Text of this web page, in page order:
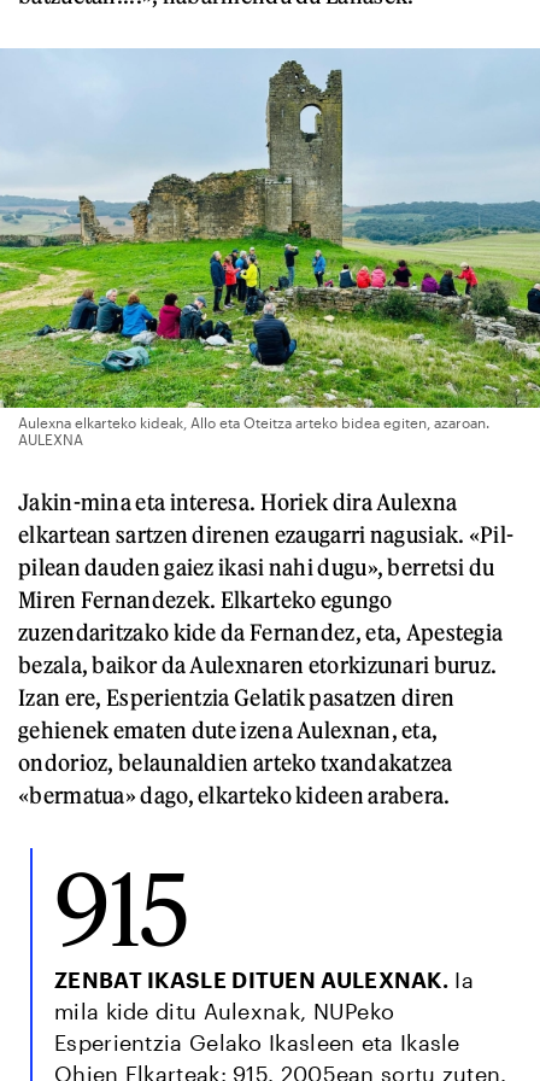
Aulexna elkarteko kideak, Allo eta Oteitza arteko bidea egiten, azaroan.
AULEXNA
Jakin-mina eta interesa. Horiek dira Aulexna
elkartean sartzen direnen ezaugarri nagusiak. «Pil-
pilean dauden gaiez ikasi nahi dugu», berretsi du
Miren Fernandezek. Elkarteko egungo
zuzendaritzako kide da Fernandez, eta, Apestegia
bezala, baikor da Aulexnaren etorkizunari buruz.
Izan ere, Esperientzia Gelatik pasatzen diren
gehienek ematen dute izena Aulexnan, eta,
ondorioz, belaunaldien arteko txandakatzea
«bermatua» dago, elkarteko kideen arabera.
915
ZENBAT IKASLE DITUEN AULEXNAK. Ia
mila kide ditu Aulexnak, NUPeko
Esperientzia Gelako Ikasleen eta Ikasle
Ohien Elkarteak: 915. 2005ean sortu zuten.